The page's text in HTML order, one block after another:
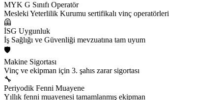
MYK G Sınıfı Operatör
Mesleki Yeterlilik Kurumu sertifikalı vinç operatörleri
🦺
İSG Uygunluk
İş Sağlığı ve Güvenliği mevzuatına tam uyum
🛡️
Makine Sigortası
Vinç ve ekipman için 3. şahıs zarar sigortası
🔧
Periyodik Fenni Muayene
Yıllık fenni muayenesi tamamlanmış ekipman